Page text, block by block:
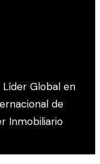
Líder Global en
de
Inmobiliario